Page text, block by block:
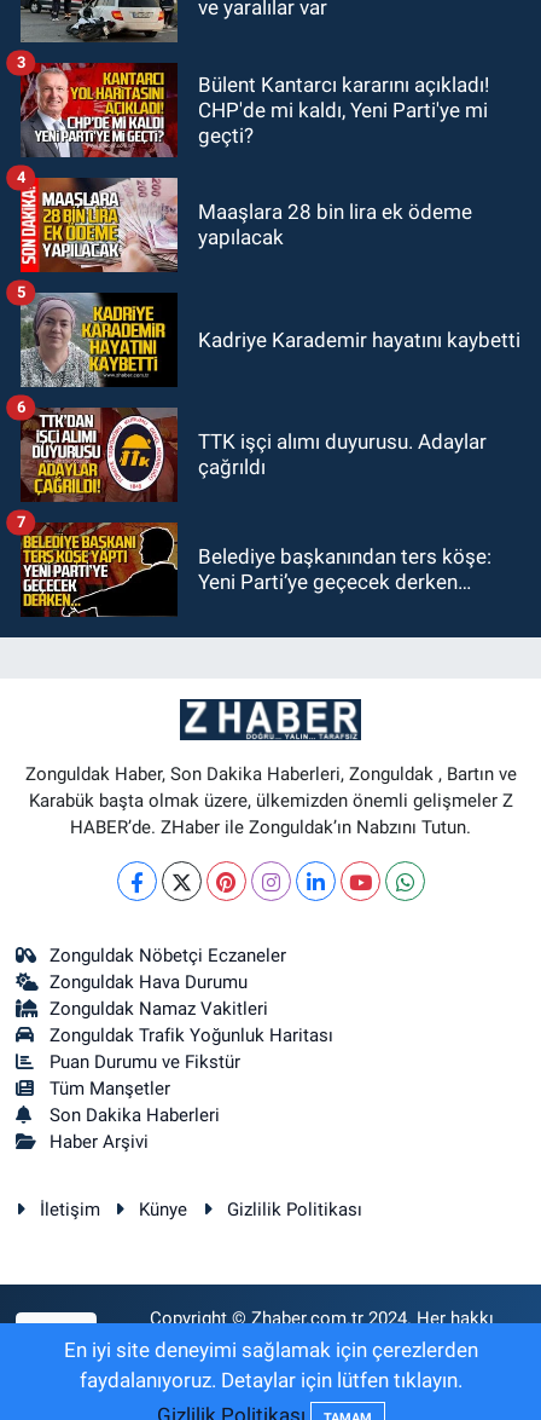
GÜNDEM
21:46Zonguldak-Alaplı yolunda
feci kaza: 18 yaşındaki sürücü
ve yaralılar var
Bülent Kantarcı kararını açıkladı!
CHP'de mi kaldı, Yeni Parti'ye mi
geçti?
3
Maaşlara 28 bin lira ek ödeme
yapılacak
4
Kadriye Karademir hayatını kaybetti
5
TTK işçi alımı duyurusu. Adaylar
çağrıldı
6
Belediye başkanından ters köşe:
Yeni Parti’ye geçecek derken…
7
Zonguldak Haber, Son Dakika Haberleri, Zonguldak , Bartın ve
Karabük başta olmak üzere, ülkemizden önemli gelişmeler Z
HABER’de. ZHaber ile Zonguldak’ın Nabzını Tutun.
Zonguldak Nöbetçi Eczaneler
Zonguldak Hava Durumu
Zonguldak Namaz Vakitleri
Zonguldak Trafik Yoğunluk Haritası
Puan Durumu ve Fikstür
Tüm Manşetler
Son Dakika Haberleri
Haber Arşivi
İletişim Künye Gizlilik Politikası
Copyright © Zhaber.com.tr 2024. Her hakkı
saklıdır.
Haber Yazılımı:TE Bilişim
En iyi site deneyimi sağlamak için çerezlerden
faydalanıyoruz. Detaylar için lütfen tıklayın.
Gizlilik Politikası